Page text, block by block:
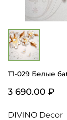
T1-029 Белые
3 690.00 ₽
DIVINO Decor